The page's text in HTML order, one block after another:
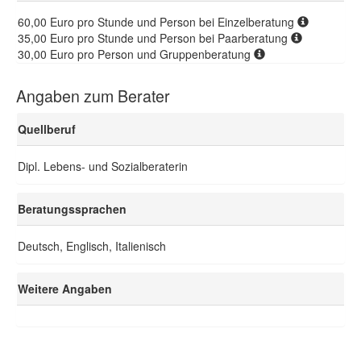
60,00 Euro pro Stunde und Person bei Einzelberatung
35,00 Euro pro Stunde und Person bei Paarberatung
30,00 Euro pro Person und Gruppenberatung
Angaben zum Berater
Quellberuf
Dipl. Lebens- und Sozialberaterin
Beratungssprachen
Deutsch, Englisch, Italienisch
Weitere Angaben